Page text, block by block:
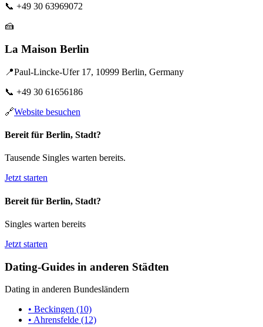
📞 +49 30 63969072
🍰
La Maison Berlin
📍Paul-Lincke-Ufer 17, 10999 Berlin, Germany
📞 +49 30 61656186
🔗Website besuchen
Bereit für Berlin, Stadt?
Tausende Singles warten bereits.
Jetzt starten
Bereit für Berlin, Stadt?
Singles warten bereits
Jetzt starten
Dating-Guides in anderen Städten
Dating in anderen Bundesländern
• Beckingen (10)
• Ahrensfelde (12)